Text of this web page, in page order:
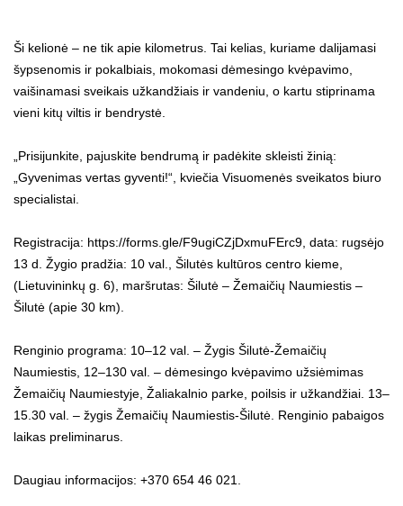
Ši kelionė – ne tik apie kilometrus. Tai kelias, kuriame dalijamasi
šypsenomis ir pokalbiais, mokomasi dėmesingo kvėpavimo,
vaišinamasi sveikais užkandžiais ir vandeniu, o kartu stiprinama
vieni kitų viltis ir bendrystė.
„Prisijunkite, pajuskite bendrumą ir padėkite skleisti žinią:
„Gyvenimas vertas gyventi!“, kviečia Visuomenės sveikatos biuro
specialistai.
Registracija: https://forms.gle/F9ugiCZjDxmuFErc9, data: rugsėjo
13 d. Žygio pradžia: 10 val., Šilutės kultūros centro kieme,
(Lietuvininkų g. 6), maršrutas: Šilutė – Žemaičių Naumiestis –
Šilutė (apie 30 km).
Renginio programa: 10–12 val. – Žygis Šilutė-Žemaičių
Naumiestis, 12–130 val. – dėmesingo kvėpavimo užsiėmimas
Žemaičių Naumiestyje, Žaliakalnio parke, poilsis ir užkandžiai. 13–
15.30 val. – žygis Žemaičių Naumiestis-Šilutė. Renginio pabaigos
laikas preliminarus.
Daugiau informacijos: +370 654 46 021.